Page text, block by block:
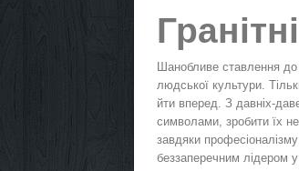
Шанобливе ставлення до
людської культури.
йти вперед. З давніх-
символами, зробити їх
завдяки
беззаперечним лідером у